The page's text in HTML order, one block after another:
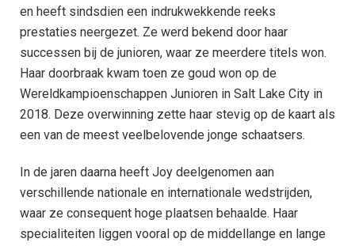
en heeft sindsdien een indrukwekkende reeks
prestaties neergezet. Ze werd bekend door haar
successen bij de junioren, waar ze meerdere titels won.
Haar doorbraak kwam toen ze goud won op de
Wereldkampioenschappen Junioren in Salt Lake City in
2018. Deze overwinning zette haar stevig op de kaart als
een van de meest veelbelovende jonge schaatsers.
In de jaren daarna heeft Joy deelgenomen aan
verschillende nationale en internationale wedstrijden,
waar ze consequent hoge plaatsen behaalde. Haar
specialiteiten liggen vooral op de middellange en lange